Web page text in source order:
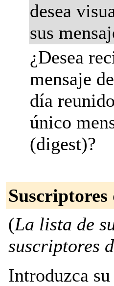
desea
sus
¿Desea
mensaje
día
único
(digest)?
Suscriptores
(La lista de
suscriptores
Introduzca